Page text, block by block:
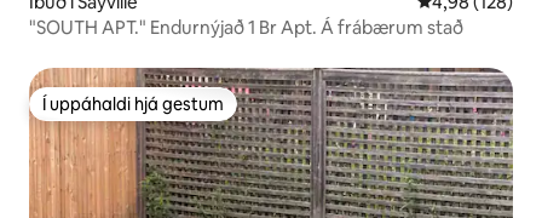
"SOUTH APT." Endurnýjað 1 Br Apt. Á frábærum stað
Í uppáhaldi hjá gestum
Í uppáhaldi hjá gestum